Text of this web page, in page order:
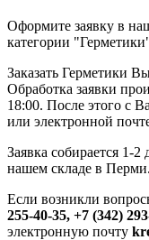
Оформите заявку в
категории
Заказать Герметики
Обработка заявки
18:00. После этого с
или электронной
Заявка собирается 1-
нашем складе в Перми.
Если возникли
255-40-35, +7 (342)
электронную почту